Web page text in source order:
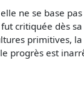
ne se base
critiquée dès
primitives,
est